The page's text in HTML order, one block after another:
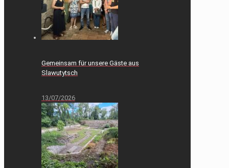
Gemeinsam für unsere Gäste aus
Slawutytsch
13/07/2026